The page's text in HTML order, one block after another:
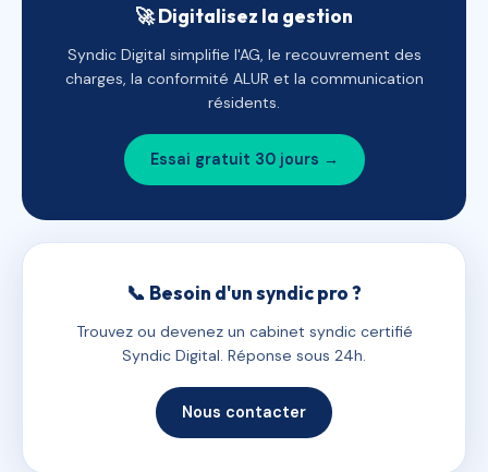
🚀 Digitalisez la gestion
Syndic Digital simplifie l'AG, le recouvrement des
charges, la conformité ALUR et la communication
résidents.
Essai gratuit 30 jours →
📞 Besoin d'un syndic pro ?
Trouvez ou devenez un cabinet syndic certifié
Syndic Digital. Réponse sous 24h.
Nous contacter